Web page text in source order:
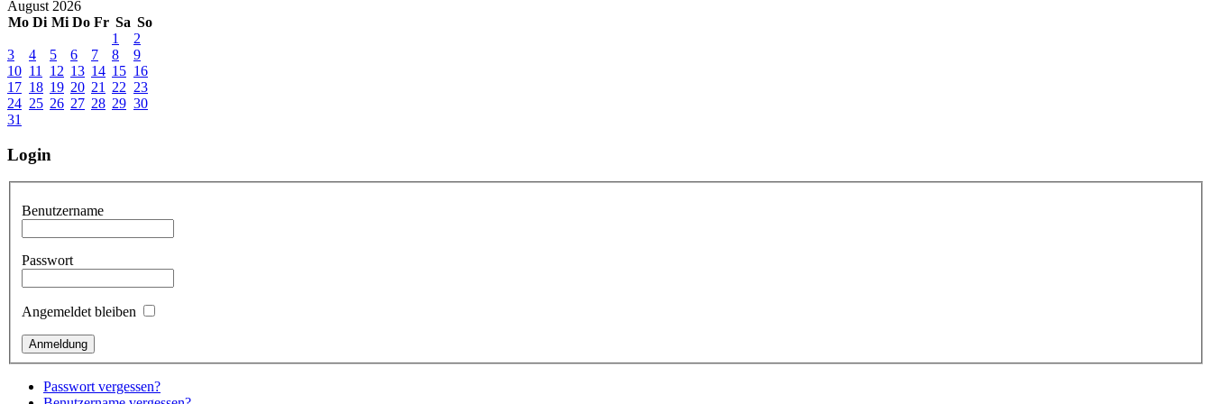
August 2026
Mo Di Mi Do Fr Sa So
1
2
3
4 5 6 7 8
9
10 11 12 13 14 15 16
17 18 19 20 21 22 23
24 25 26 27 28 29 30
31
Login
Benutzername
Passwort
Angemeldet bleiben
Passwort vergessen?